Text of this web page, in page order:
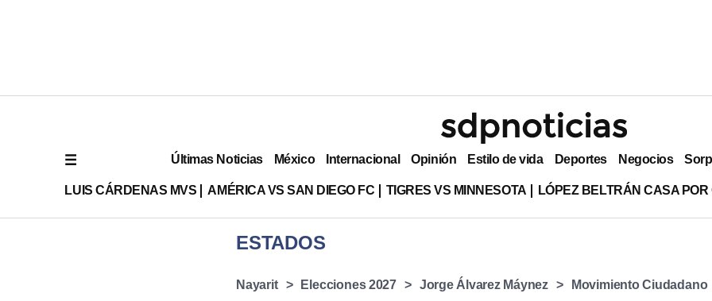
Últimas Noticias México Internacional Opinión Estilo de vida Deportes Negocios
LUIS CÁRDENAS MVS AMÉRICA VS SAN DIEGO FC TIGRES VS MINNESOTA LÓPEZ BELTRÁN CASA
ESTADOS
Nayarit Elecciones 2027 Jorge Álvarez Máynez Movimiento Ciudadano